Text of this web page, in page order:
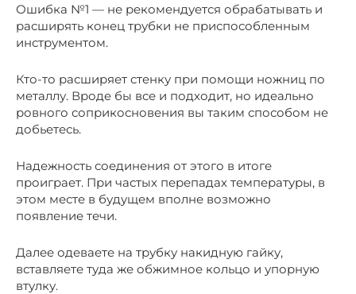
Ошибка №1 — не рекомендуется обрабатывать и
расширять конец трубки не приспособленным
инструментом.
Кто-то расширяет стенку при помощи ножниц по
металлу. Вроде бы все и подходит, но идеально
ровного соприкосновения вы таким способом не
добьетесь.
Надежность соединения от этого в итоге
проиграет. При частых перепадах температуры, в
этом месте в будущем вполне возможно
появление течи.
Далее одеваете на трубку накидную гайку,
вставляете туда же обжимное кольцо и упорную
втулку.